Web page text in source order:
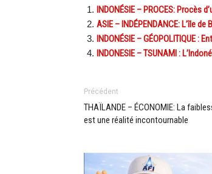
INDONÉSIE – PROCES: Procès
ASIE – INDÉPENDANCE: L’île
INDONÉSIE – GÉOPOLITIQUE
INDONESIE – TSUNAMI :
Précédent
THAÏLANDE – ÉCONOMIE: La
est une réalité incontournable